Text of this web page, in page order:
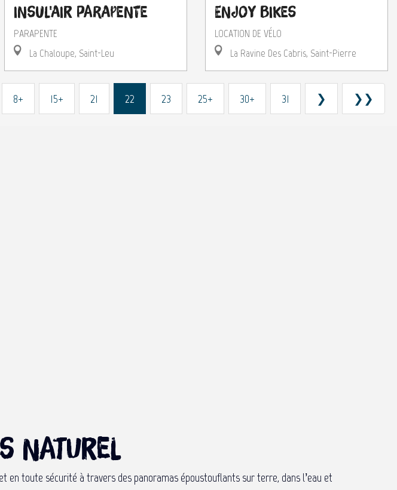
Insul'Air Parapente
PARAPENTE
La Chaloupe, Saint-Leu
Enjoy Bikes
LOCATION DE VÉLO
La Ravine Des Cabris, Saint-Pierre
8+ 15+ 21 22 23 25+ 30+ 31 ❯ ❯❯
naturel
en toute sécurité à travers des panoramas époustouflants sur terre, dans l’eau et